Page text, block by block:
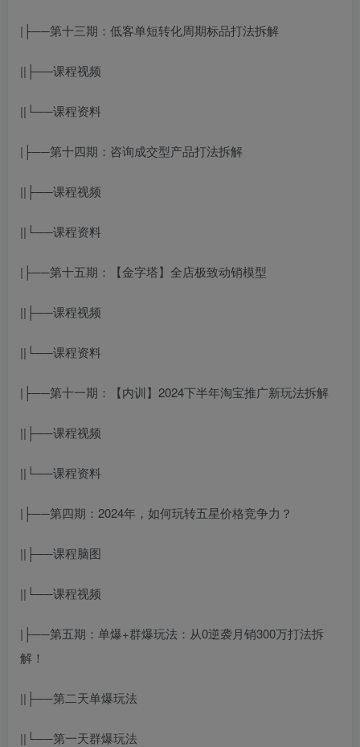
|├──第十三期：低客单短转化周期标品打法拆解
||├──课程视频
||└──课程资料
|├──第十四期：咨询成交型产品打法拆解
||├──课程视频
||└──课程资料
|├──第十五期：【金字塔】全店极致动销模型
||├──课程视频
||└──课程资料
|├──第十一期：【内训】2024下半年淘宝推广新玩法拆解
||├──课程视频
||└──课程资料
|├──第四期：2024年，如何玩转五星价格竞争力？
||├──课程脑图
||└──课程视频
|├──第五期：单爆+群爆玩法：从0逆袭月销300万打法拆
解！
||├──第二天单爆玩法
||└──第一天群爆玩法